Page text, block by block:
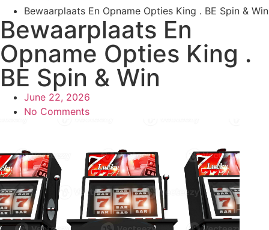
Bewaarplaats En Opname Opties King . BE Spin & Win
Bewaarplaats En
Opname Opties King .
BE Spin & Win
June 22, 2026
No Comments